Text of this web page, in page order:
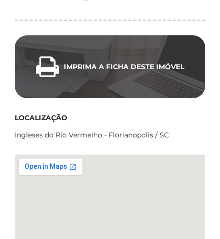
IMPRIMA A FICHA DESTE IMÓVEL
LOCALIZAÇÃO
Ingleses do Rio Vermelho - Florianopolis / SC